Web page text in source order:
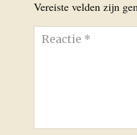
Vereiste velden zijn